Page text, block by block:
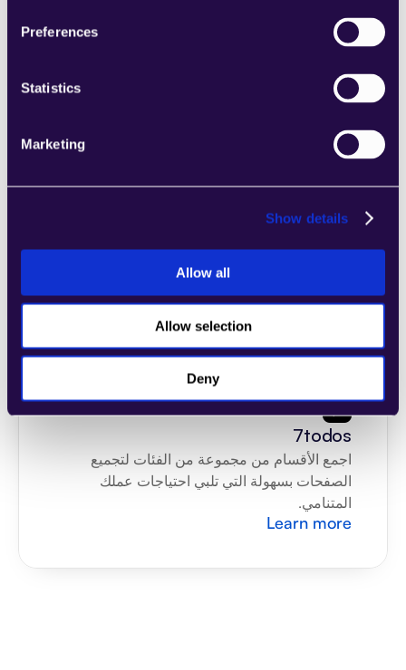
Preferences
Statistics
Marketing
Show details
Allow all
Allow selection
Deny
المتنامي.
الصفحات بسهولة التي تلبي احتياجات عملك
Learn more
7todos
المتنامي.
Learn more